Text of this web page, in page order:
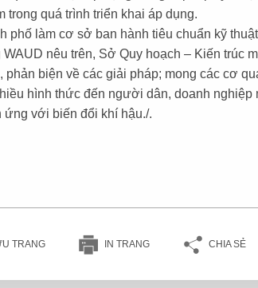
trong quá trình triển khai áp dụng.
phố làm cơ sở ban hành tiêu chuẩn kỹ
nêu trên, Sở Quy hoạch – Kiến trúc
biện về các giải pháp; mong các cơ
hình thức đến người dân, doanh
ứng với biến đổi khí hậu./.
TRANG IN TRANG CHIA SẺ